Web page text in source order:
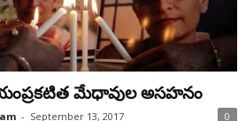
మేధావుల అసహనం
- September 13, 2017 0